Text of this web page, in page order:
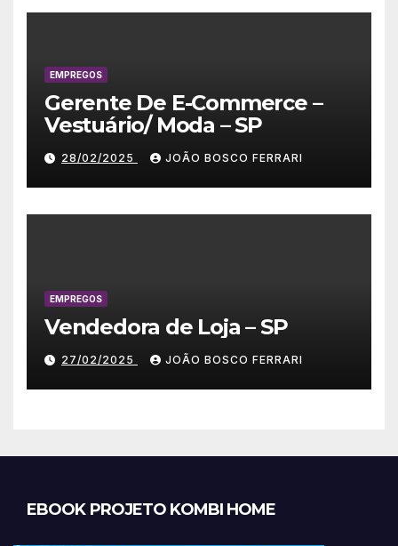
EMPREGOS
Gerente De E-Commerce –
Vestuário/ Moda – SP
28/02/2025 JOÃO BOSCO FERRARI
EMPREGOS
Vendedora de Loja – SP
27/02/2025 JOÃO BOSCO FERRARI
EBOOK PROJETO KOMBI HOME